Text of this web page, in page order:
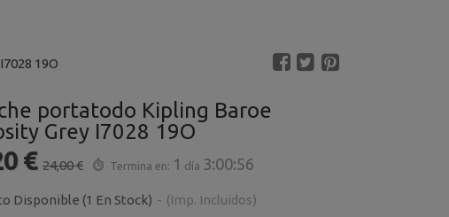
19O
portatodo Kipling Baroe
Grey I7028 19O
€ 24,00 € Termina en: 1 día 3:00:56
Disponible (1 En Stock) - (Imp. Incluidos)